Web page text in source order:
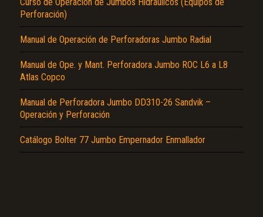
Perforación)
Manual de Operación de Perforadoras Jumbo Radial
Manual de Ope. y Mant. Perforadora Jumbo ROC L6 a L8
Atlas Copco
Manual de Perforadora Jumbo DD310-26 Sandvik –
Operación y Perforación
Catálogo Bolter 77 Jumbo Empernador Enmallador
El Título es incorrecto según el contenido.
Texto o Imagen de portada son erróneos.
Reportar otro tipo de error...